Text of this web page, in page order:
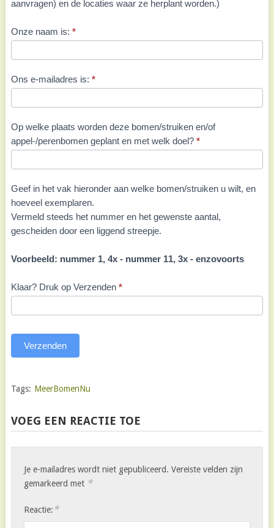
aanvragen) en de locaties waar ze herplant worden.)
Onze naam is: *
Ons e-mailadres is: *
Op welke plaats worden deze bomen/struiken en/of
appel-/perenbomen geplant en met welk doel? *
Geef in het vak hieronder aan welke bomen/struiken u wilt, en
hoeveel exemplaren.
Vermeld steeds het nummer en het gewenste aantal,
gescheiden door een liggend streepje.
Voorbeeld: nummer 1, 4x - nummer 11, 3x - enzovoorts
Klaar? Druk op Verzenden *
Verzenden
Tags: MeerBomenNu
VOEG EEN REACTIE TOE
Je e-mailadres wordt niet gepubliceerd. Vereiste velden zijn
gemarkeerd met *
Reactie: *